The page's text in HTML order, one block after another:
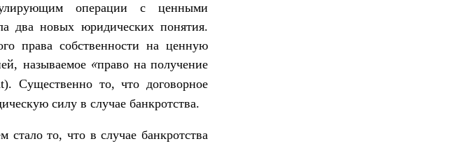
операции с ценными
два новых юридических понятия.
права собственности на ценную
называемое «право на получение
Существенно то, что договорное
силу в случае банкротства.
то, что в случае банкротства